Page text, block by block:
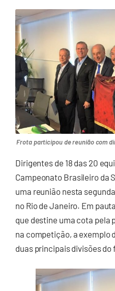
Frota participou de reunião com
Dirigentes de 18 das 20
Campeonato Brasileiro da
uma reunião nesta
no Rio de Janeiro. Em
que destine uma cota pela
na competição, a exemplo
duas principais divisões